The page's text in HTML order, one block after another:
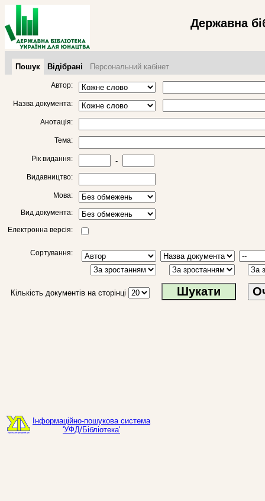
Державна
Пошук Відібрані Персональний кабінет
Автор:
Назва документа:
Анотація:
Тема:
Рік видання: -
Видавництво:
Мова:
Вид документа:
Електронна версія:
Сортування:
Кількість документів на сторінці
Інформаційно-пошукова система
'УФД/Бібліотека'